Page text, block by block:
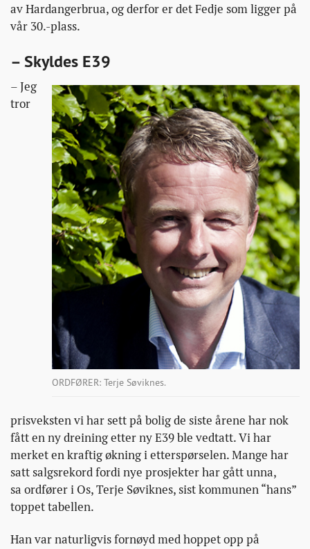
av Hardangerbrua, og derfor er det Fedje som ligger på
vår 30.-plass.
– Skyldes E39
ORDFØRER: Terje Søviknes.
– Jeg
tror
prisveksten vi har sett på bolig de siste årene har nok
fått en ny dreining etter ny E39 ble vedtatt. Vi har
merket en kraftig økning i etterspørselen. Mange har
satt salgsrekord fordi nye prosjekter har gått unna,
sa ordfører i Os, Terje Søviknes, sist kommunen “hans”
toppet tabellen.
Han var naturligvis fornøyd med hoppet opp på